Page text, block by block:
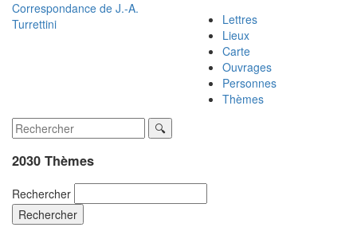
Correspondance de J.-A.
Turrettini
Lettres
Lieux
Carte
Ouvrages
Personnes
Thèmes
2030 Thèmes
Rechercher
Rechercher